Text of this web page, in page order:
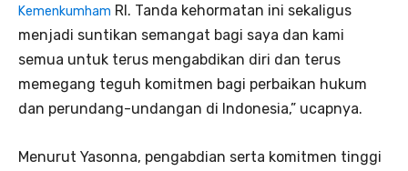
Kemenkumham RI. Tanda kehormatan ini sekaligus
menjadi suntikan semangat bagi saya dan kami
semua untuk terus mengabdikan diri dan terus
memegang teguh komitmen bagi perbaikan hukum
dan perundang-undangan di Indonesia,” ucapnya.
Menurut Yasonna, pengabdian serta komitmen tinggi